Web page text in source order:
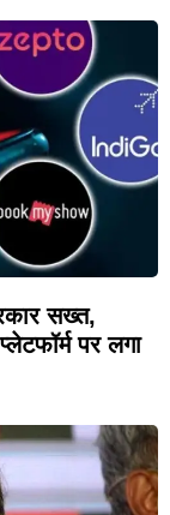
सख्त,
पर लगा